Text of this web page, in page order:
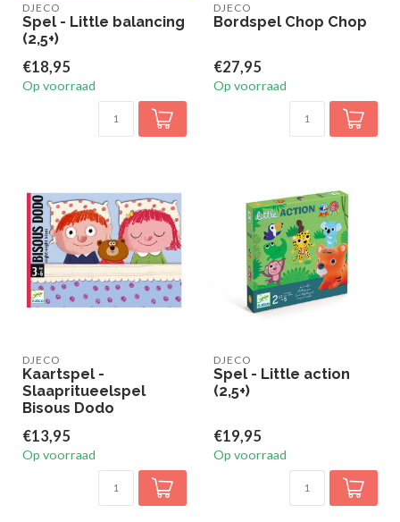
DJECO
Spel - Little balancing
(2,5+)
€18,95
Op voorraad
DJECO
Bordspel Chop Chop
€27,95
Op voorraad
DJECO
Kaartspel -
Slaapritueelspel
Bisous Dodo
€13,95
Op voorraad
DJECO
Spel - Little action
(2,5+)
€19,95
Op voorraad